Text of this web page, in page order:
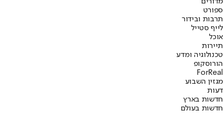
ספורט
תרבות ובידור
לייף סטייל
אוכל
תיירות
טכנולוגיה ומדע
הורוסקופ
ForReal
מגזין השבוע
דעות
חדשות בארץ
חדשות בעולם